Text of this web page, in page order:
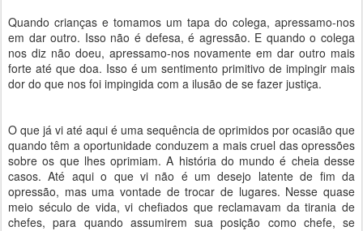
Quando crianças e tomamos um tapa do colega, apressamo-nos
em dar outro. Isso não é defesa, é agressão. E quando o colega
nos diz não doeu, apressamo-nos novamente em dar outro mais
forte até que doa. Isso é um sentimento primitivo de impingir mais
dor do que nos foi impingida com a ilusão de se fazer justiça.
O que já vi até aqui é uma sequência de oprimidos por ocasião que
quando têm a oportunidade conduzem a mais cruel das opressões
sobre os que lhes oprimiam. A história do mundo é cheia desse
casos. Até aqui o que vi não é um desejo latente de fim da
opressão, mas uma vontade de trocar de lugares. Nesse quase
meio século de vida, vi chefiados que reclamavam da tirania de
chefes, para quando assumirem sua posição como chefe, se